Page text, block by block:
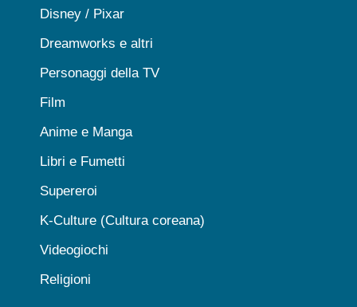
Disney / Pixar
Dreamworks e altri
Personaggi della TV
Film
Anime e Manga
Libri e Fumetti
Supereroi
K-Culture (Cultura coreana)
Videogiochi
Religioni